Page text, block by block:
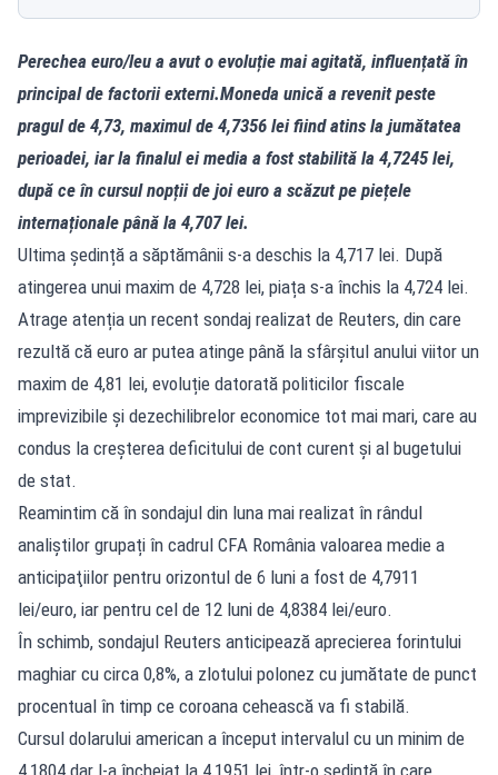
Perechea euro/leu a avut o evoluție maiagitată, influențată în
principal de factoriiexterni.Moneda unică a revenitpeste
pragul de 4,73, maximul de 4,7356 lei fiindatins la jumătatea
perioadei, iarla finalul ei media a foststabilită la 4,7245 lei,
după ce în cursul nopții de joi euro a scăzut pe piețele
internaționale până la 4,707 lei.
Ultima ședință a săptămânii s-a deschis la 4,717 lei. După
atingerea unui maxim de 4,728 lei, piața s-a închis la 4,724 lei.
Atrage atenția un recent sondaj realizat de Reuters, din care
rezultă că euro ar putea atinge până la sfârșitul anului viitor un
maxim de 4,81 lei, evoluție datorată politicilor fiscale
imprevizibile şi dezechilibrelor economice tot mai mari, care au
condus la creşterea deficitului de cont curent şi al bugetului
de stat.
Reamintim că în sondajul din luna mai realizat în rândul
analiștilor grupați în cadrul CFA România valoarea medie a
anticipaţiilor pentru orizontul de 6 luni a fost de 4,7911
lei/euro, iar pentru cel de 12 luni de 4,8384 lei/euro.
În schimb, sondajul Reuters anticipează aprecierea forintului
maghiar cu circa 0,8%, a zlotului polonez cu jumătate de punct
procentual în timp ce coroana cehească va fi stabilă.
Cursul dolarului american a început intervalul cu un minim de
4,1804 dar l-a încheiat la 4,1951 lei, într-o ședință în care